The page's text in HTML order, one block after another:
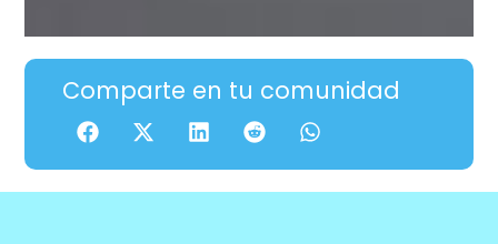
Comparte en tu comunidad